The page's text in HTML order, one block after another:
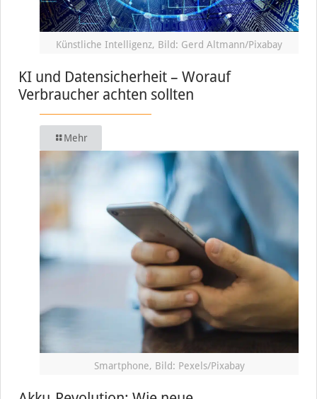
Künstliche Intelligenz, Bild: Gerd Altmann/Pixabay
KI und Datensicherheit – Worauf
Verbraucher achten sollten
Mehr
Smartphone, Bild: Pexels/Pixabay